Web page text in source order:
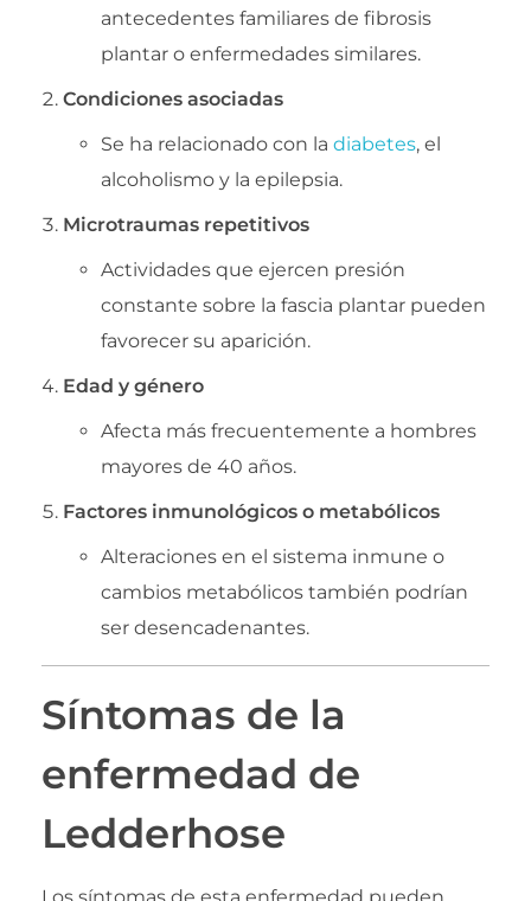
antecedentes familiares de fibrosis
plantar o enfermedades similares.
Condiciones asociadas
Se ha relacionado con la diabetes, el
alcoholismo y la epilepsia.
Microtraumas repetitivos
Actividades que ejercen presión
constante sobre la fascia plantar pueden
favorecer su aparición.
Edad y género
Afecta más frecuentemente a hombres
mayores de 40 años.
Factores inmunológicos o metabólicos
Alteraciones en el sistema inmune o
cambios metabólicos también podrían
ser desencadenantes.
Síntomas de la
enfermedad de
Ledderhose
Los síntomas de esta enfermedad pueden